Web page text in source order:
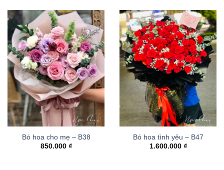
Bó hoa cho mẹ – B38
850.000 ₫
Bó hoa tình yêu – B47
1.600.000 ₫